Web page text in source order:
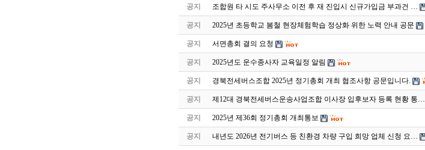
공지 조합원 타 시도 주사무소 이전 후 재 진입시 신규가입금 부과건 …
공지 2025년 초등학교 봄철 현장체험학습 정상화 위한 노력 안내 공문
공지 서면총회 결의 요청
공지 2025년도 운수종사자 교육일정 알림
공지 경북전세버스조합 2025년 정기총회 개최 협조사항 공문입니다.
공지 제12대 경북전세버스운송사업조합 이사장 입후보자 등록 현황 통…
공지 2025년 제36회 정기총회 개최통보
공지 내년도 2026년 전기버스 등 친환경 차량 구입 희망 업체 신청 요…